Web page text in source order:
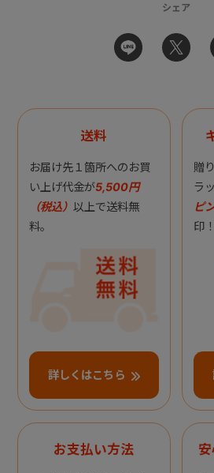
シェア
送料
お届け先１箇所へのお買
い上げ代金が5,500円
（税込） 以上で送料無
料。
詳しくはこちら
贈
ラ
ピ
印！
お支払い方法